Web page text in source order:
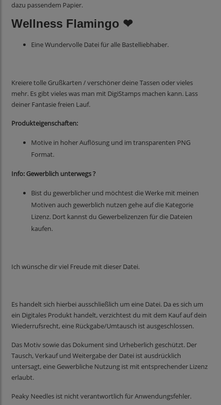
dazu passendem Papier.
Wellness Flamingo ❤
Eine Wundervolle Datei für alle Bastelliebhaber.
Kreiere tolle Grußkarten / verschöner deine Tassen oder vieles
mehr. Es gibt vieles was man mit DigiStamps machen kann. Lass
deiner Fantasie freien Lauf.
Produkteigenschaften:
Motive in hoher Auflösung und im transparenten PNG
Format.
Info: Gewerblich unterwegs ?
Bist du gewerblicher und möchtest die Werke mit meinen
Motiven auch gewerblich nutzen gehe auf die Kategorie
Lizenz. Dort kannst du Gewerbelizenzen für die Dateien
kaufen.
Ich wünsche dir viel Freude mit dieser Datei.
Es handelt sich hierbei ausschließlich um eine Datei. Da es sich um
ein Digitales Produkt handelt, verzichtest du mit dem Kauf auf dein
Wiederrufsrecht, eine Rückgabe/Umtausch ist ausgeschlossen.
Das Motiv sowie das Dokument sind Urheberlich geschützt. Der
Tausch, Verkauf und Weitergabe der Datei ist ausdrücklich
untersagt, eine Gewerbliche Nutzung ist mit entsprechender Lizenz
erlaubt.
Peaky Needles ist nicht verantwortlich für Anwendungsfehler.